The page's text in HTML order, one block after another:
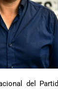
del